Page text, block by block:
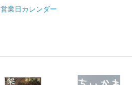
営業日カレンダー